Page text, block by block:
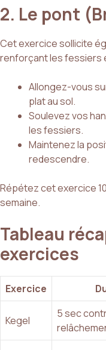
2. Le pont
Cet exercice sollicite
renforçant les fessiers
Allongez-vous
plat au sol.
Soulevez vos
les fessiers.
Maintenez la
redescendre.
Répétez cet exercice
semaine.
Tableau
exercices
Exercice
Kegel
5 sec